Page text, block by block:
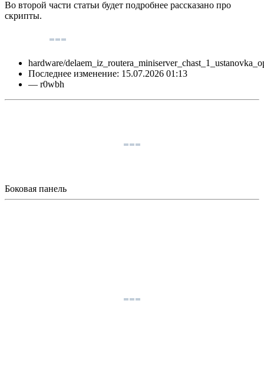
Во второй части статьи будет подробнее рассказано про
скрипты.
hardware/
Последнее изменение: 15.07.2026 01:13
— r0wbh
Боковая панель